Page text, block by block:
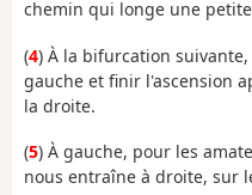
chemin qui longe une
(4) À la bifurcation
gauche et finir l'ascension
la droite.
(5) À gauche, pour les
nous entraîne à droite, sur